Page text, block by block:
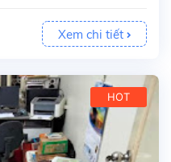
Xem chi tiết
HOT